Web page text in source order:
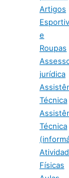
Artigos
e
Roupas
jurídica
Técnica
Técnica
Físicas